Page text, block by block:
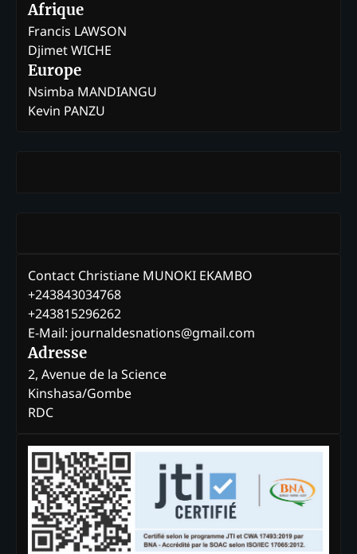
Afrique
Francis LAWSON
Djimet WICHE
Europe
Nsimba MANDIANGU
Kevin PANZU
Contact Christiane MUNOKI EKAMBO
+243843034768
+243815296262
E-Mail: journaldesnations@gmail.com
Adresse
2, Avenue de la Science
Kinshasa/Gombe
RDC